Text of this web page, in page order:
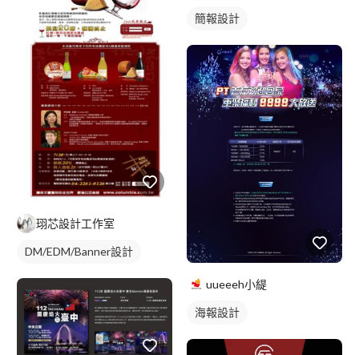
珝芯設計工作室
DM/EDM/Banner設計
簡報設計
uueeeh小緹
海報設計